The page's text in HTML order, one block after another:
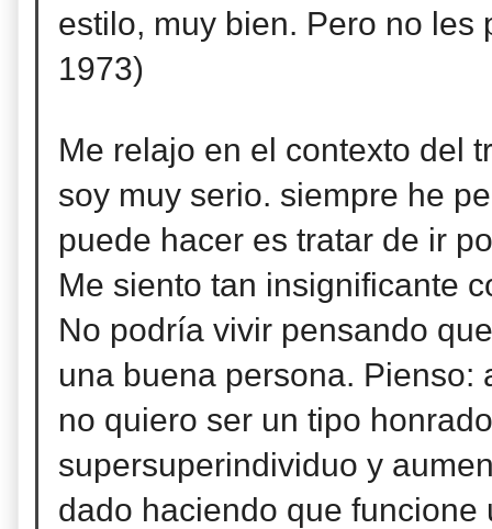
estilo, muy bien. Pero no
1973)
Me relajo en el contexto del
soy muy serio. siempre he
puede hacer es tratar de ir
Me siento tan insignificante
No podría vivir pensando
una buena persona. Pienso:
no quiero ser un tipo
supersuperindividuo y
dado haciendo que funcione